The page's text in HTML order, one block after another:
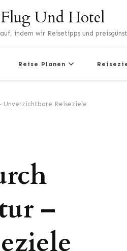
Flug Und Hotel
indem wir Reisetipps und
Reise Planen
Unverzichtbare Reiseziele
–